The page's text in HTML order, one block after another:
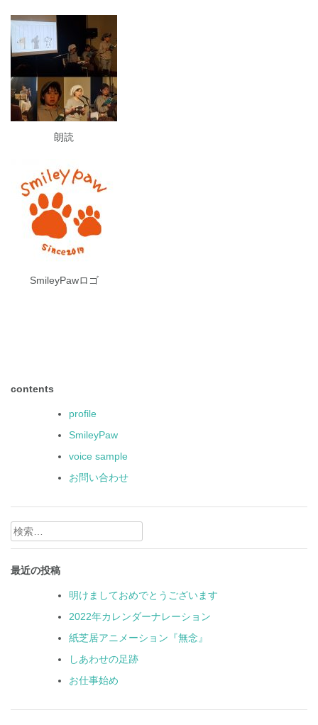
朗読
SmileyPawロゴ
contents
profile
SmileyPaw
voice sample
お問い合わせ
検
索:
最近の投稿
明けましておめでとうございます
2022年カレンダーナレーション
紙芝居アニメーション『無念』
しあわせの足跡
お仕事始め